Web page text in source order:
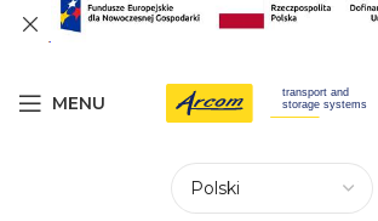
MENU